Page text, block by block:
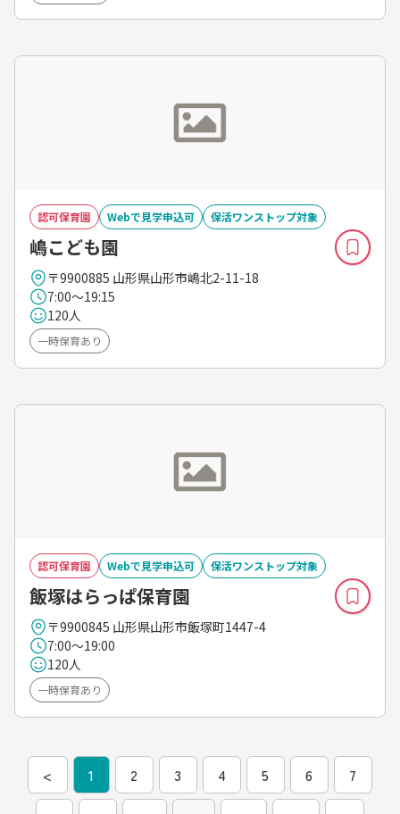
認可保育園 Webで見学申込可 保活ワンストップ対象
嶋こども園
〒9900885 山形県山形市嶋北2-11-18
7:00～19:15
120人
一時保育あり
認可保育園 Webで見学申込可 保活ワンストップ対象
飯塚はらっぱ保育園
〒9900845 山形県山形市飯塚町1447-4
7:00～19:00
120人
一時保育あり
< 1 2 3 4 5 6
7